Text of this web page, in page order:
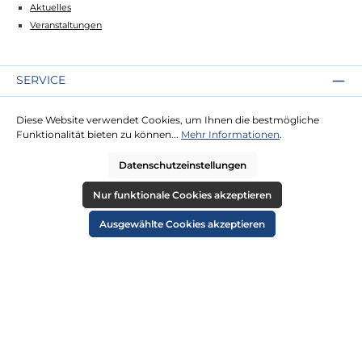
Aktuelles
Veranstaltungen
SERVICE
Lieferung
Zahlung
RECHTLICHES
Diese Website verwendet Cookies, um Ihnen die bestmögliche
Funktionalität bieten zu können... Mehr Informationen.
Datenschutzeinstellungen
Nur funktionale Cookies akzeptieren
Ausgewählte Cookies akzeptieren